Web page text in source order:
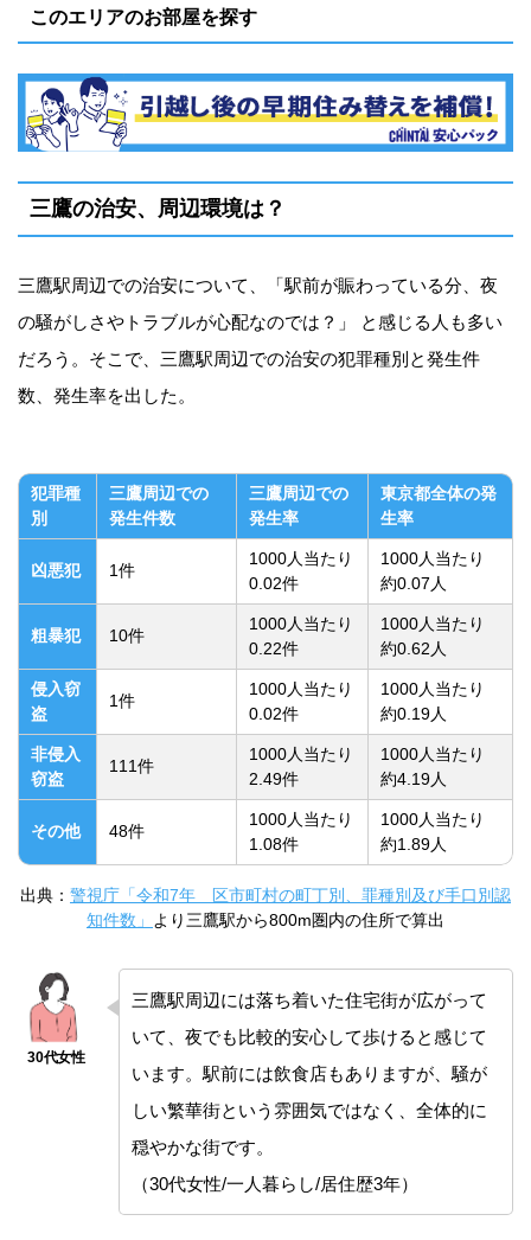
このエリアのお部屋を探す
三鷹の治安、周辺環境は？
三鷹駅周辺での治安について、「駅前が賑わっている分、夜
の騒がしさやトラブルが心配なのでは？」 と感じる人も多い
だろう。そこで、三鷹駅周辺での治安の犯罪種別と発生件
数、発生率を出した。
犯罪種
別
三鷹周辺での
発生件数
三鷹周辺での
発生率
東京都全体の発
生率
凶悪犯 1件
1000人当たり
0.02件
1000人当たり
約0.07人
粗暴犯 10件
1000人当たり
0.22件
1000人当たり
約0.62人
侵入窃
盗
1件
1000人当たり
0.02件
1000人当たり
約0.19人
非侵入
窃盗
111件
1000人当たり
2.49件
1000人当たり
約4.19人
その他 48件
1000人当たり
1.08件
1000人当たり
約1.89人
出典： 警視庁「令和7年 区市町村の町丁別、罪種別及び手口別認
知件数」
より三鷹駅から800m圏内の住所で算出
三鷹駅周辺には落ち着いた住宅街が広がって
いて、夜でも比較的安心して歩けると感じて
います。駅前には飲食店もありますが、騒が
しい繁華街という雰囲気ではなく、全体的に
穏やかな街です。
（30代女性/一人暮らし/居住歴3年）